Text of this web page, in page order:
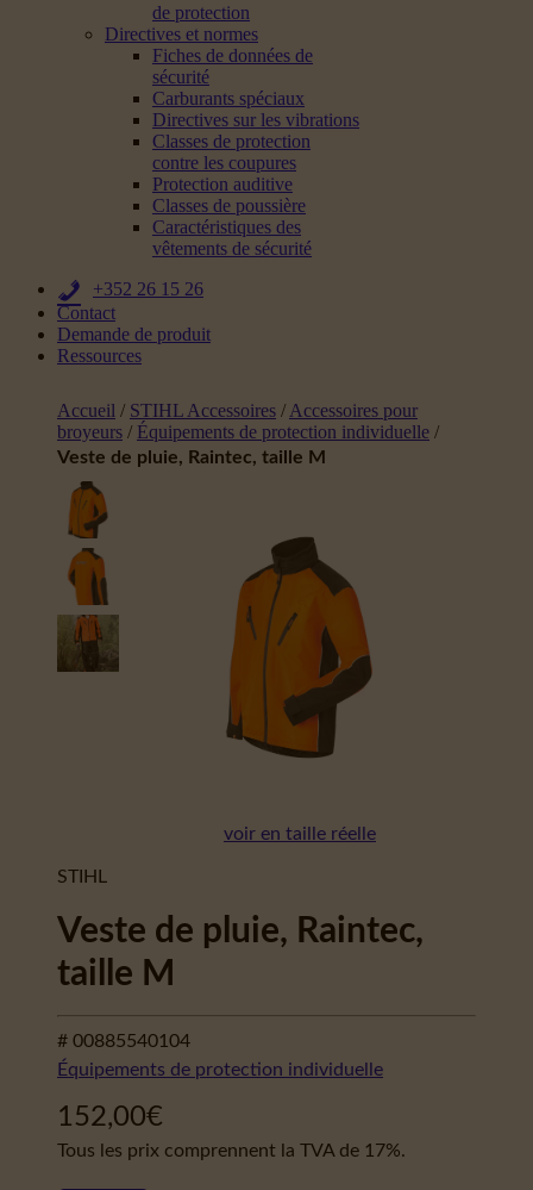
de protection
Directives et normes
Fiches de données de
sécurité
Carburants spéciaux
Directives sur les vibrations
Classes de protection
contre les coupures
Protection auditive
Classes de poussière
Caractéristiques des
vêtements de sécurité
+352 26 15 26
Contact
Demande de produit
Ressources
Accueil / STIHL Accessoires / Accessoires pour
broyeurs / Équipements de protection individuelle /
Veste de pluie, Raintec, taille M
voir en taille réelle
STIHL
Veste de pluie, Raintec,
taille M
# 00885540104
Équipements de protection individuelle
152,00€
Tous les prix comprennent la TVA de 17%.